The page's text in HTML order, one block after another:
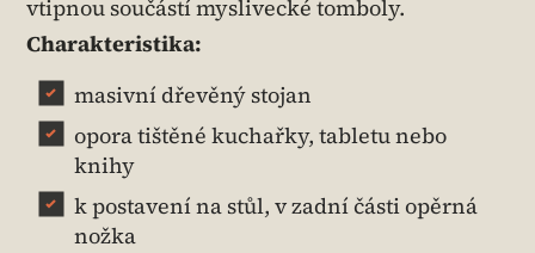
vtipnou součástí myslivecké tomboly.
Charakteristika:
masivní dřevěný stojan
opora tištěné kuchařky, tabletu nebo
knihy
k postavení na stůl, v zadní části opěrná
nožka